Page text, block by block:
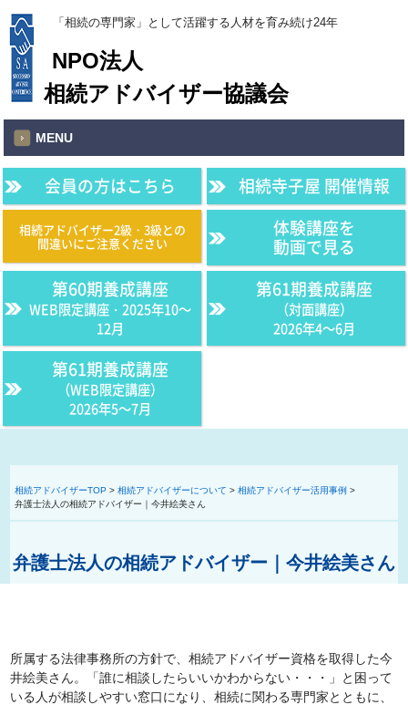
「相続の専門家」として活躍する人材を育み続け24年
NPO法人
相続アドバイザー協議会
MENU
会員の方はこちら 相続寺子屋 開催情報
相続アドバイザー2級・3級との
間違いにご注意ください
体験講座を
動画で見る
第60期養成講座
WEB限定講座・2025年10〜
12月
第61期養成講座
（対面講座）
2026年4〜6月
第61期養成講座
（WEB限定講座）
2026年5〜7月
相続アドバイザーTOP >相続アドバイザーについて >相続アドバイザー活用事例 >
弁護士法人の相続アドバイザー｜今井絵美さん
弁護士法人の相続アドバイザー｜今井絵美さん
所属する法律事務所の方針で、相続アドバイザー資格を取得した今
井絵美さん。「誰に相談したらいいかわからない・・・」と困って
いる人が相談しやすい窓口になり、相続に関わる専門家とともに、